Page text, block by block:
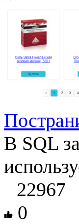
В SQL
22967
0